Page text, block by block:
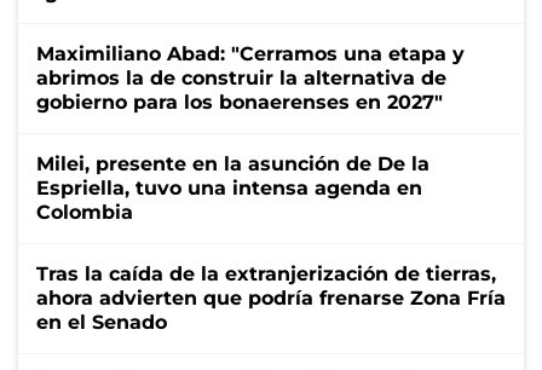
Maximiliano Abad: "Cerramos una etapa y
abrimos la de construir la alternativa de
gobierno para los bonaerenses en 2027"
Milei, presente en la asunción de De la
Espriella, tuvo una intensa agenda en
Colombia
Tras la caída de la extranjerización de tierras,
ahora advierten que podría frenarse Zona Fría
en el Senado